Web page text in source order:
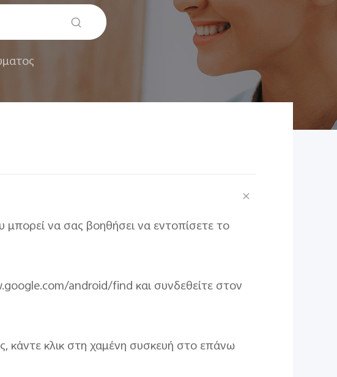
να σας βοηθήσει να εντοπίσετε το
android/find και συνδεθείτε στον
κάντε κλικ στη χαμένη συσκευή στο επάνω